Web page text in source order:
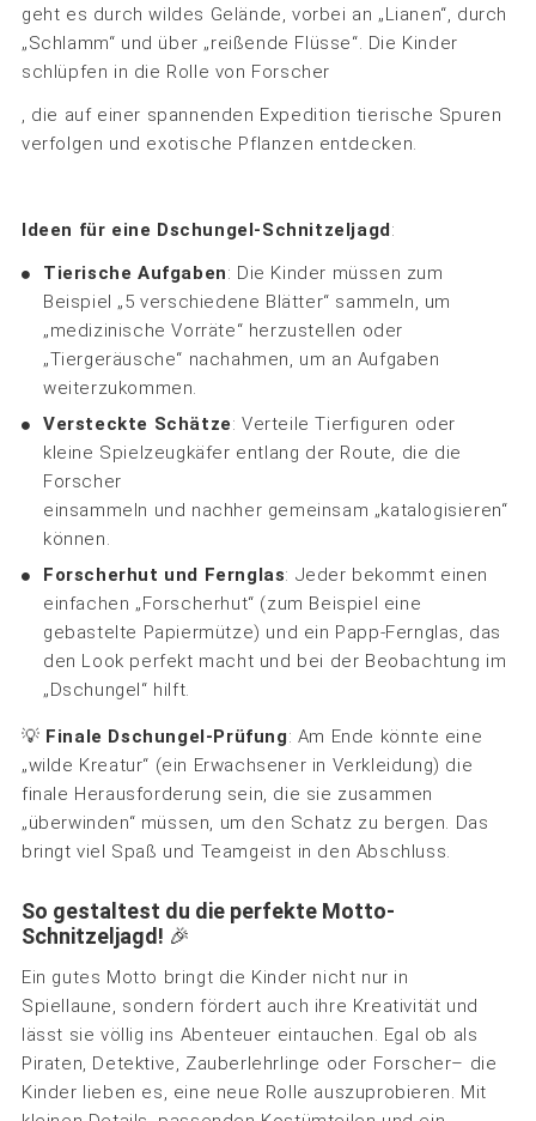
geht es durch wildes Gelände, vorbei an „Lianen“, durch
„Schlamm“ und über „reißende Flüsse“. Die Kinder
schlüpfen in die Rolle von Forscher
, die auf einer spannenden Expedition tierische Spuren
verfolgen und exotische Pflanzen entdecken.
Ideen für eine Dschungel-Schnitzeljagd:
Tierische Aufgaben: Die Kinder müssen zum
Beispiel „5 verschiedene Blätter“ sammeln, um
„medizinische Vorräte“ herzustellen oder
„Tiergeräusche“ nachahmen, um an Aufgaben
weiterzukommen.
Versteckte Schätze: Verteile Tierfiguren oder
kleine Spielzeugkäfer entlang der Route, die die
Forscher
einsammeln und nachher gemeinsam „katalogisieren“
können.
Forscherhut und Fernglas: Jeder bekommt einen
einfachen „Forscherhut“ (zum Beispiel eine
gebastelte Papiermütze) und ein Papp-Fernglas, das
den Look perfekt macht und bei der Beobachtung im
„Dschungel“ hilft.
💡 Finale Dschungel-Prüfung: Am Ende könnte eine
„wilde Kreatur“ (ein Erwachsener in Verkleidung) die
finale Herausforderung sein, die sie zusammen
„überwinden“ müssen, um den Schatz zu bergen. Das
bringt viel Spaß und Teamgeist in den Abschluss.
So gestaltest du die perfekte Motto-
Schnitzeljagd! 🎉
Ein gutes Motto bringt die Kinder nicht nur in
Spiellaune, sondern fördert auch ihre Kreativität und
lässt sie völlig ins Abenteuer eintauchen. Egal ob als
Piraten, Detektive, Zauberlehrlinge oder Forscher– die
Kinder lieben es, eine neue Rolle auszuprobieren. Mit